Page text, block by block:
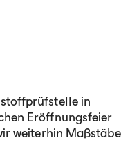
in
Eröffnungsfeier
weiterhin Maßstäbe